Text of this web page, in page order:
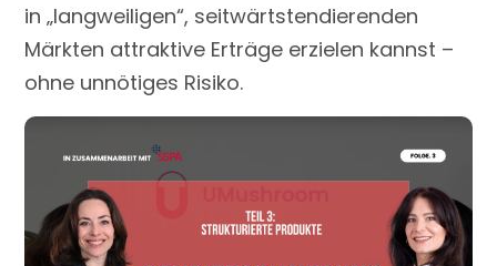
in „langweiligen“, seitwärtstendierenden
Märkten attraktive Erträge erzielen kannst –
ohne unnötiges Risiko.